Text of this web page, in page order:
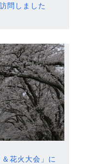
問しました
花火大会」に